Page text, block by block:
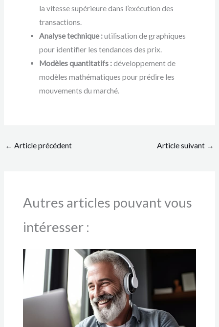
la vitesse supérieure dans l’exécution des
transactions.
Analyse technique :utilisation de graphiques
pour identifier les tendances des prix.
Modèles quantitatifs :développement de
modèles mathématiques pour prédire les
mouvements du marché.
← Article précédent Article suivant →
Autres articles pouvant vous
intéresser :